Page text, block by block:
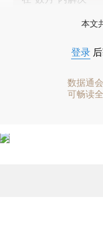
本文
登录
数据通
可畅读